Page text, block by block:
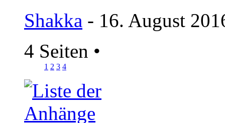
Shakka - 16. August
4 Seiten •
1 2 3 4